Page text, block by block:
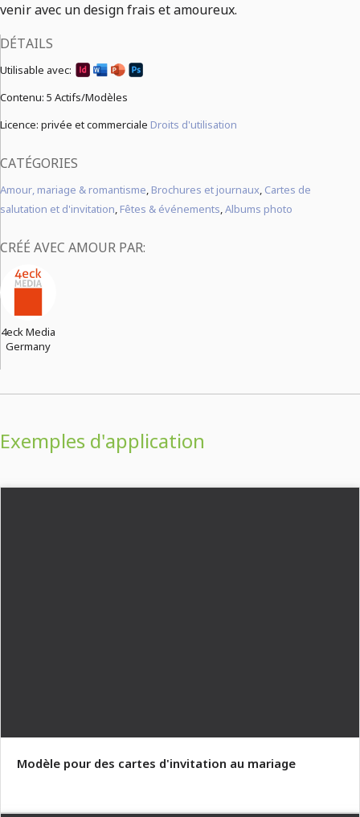
venir avec un design frais et amoureux.
DÉTAILS
Utilisable avec:
Contenu: 5 Actifs/Modèles
Licence: privée et commerciale Droits d'utilisation
CATÉGORIES
Amour, mariage & romantisme, Brochures et journaux, Cartes de
salutation et d'invitation, Fêtes & événements,Albums photo
CRÉÉ AVEC AMOUR PAR:
4eck Media
Germany
Exemples d'application
Modèle pour des cartes d'invitation au mariage